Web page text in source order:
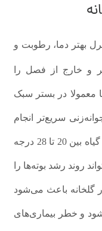
بهتر دما، رطوبت و
و خارج از فصل را
معمولا در بستر سبک
سریع‌تر انجام
برای رشد این گیاه بین 20 تا 28 درجه
روند رشد بوته‌ها را
گلخانه باعث می‌شود
و خطر بیماری‌های